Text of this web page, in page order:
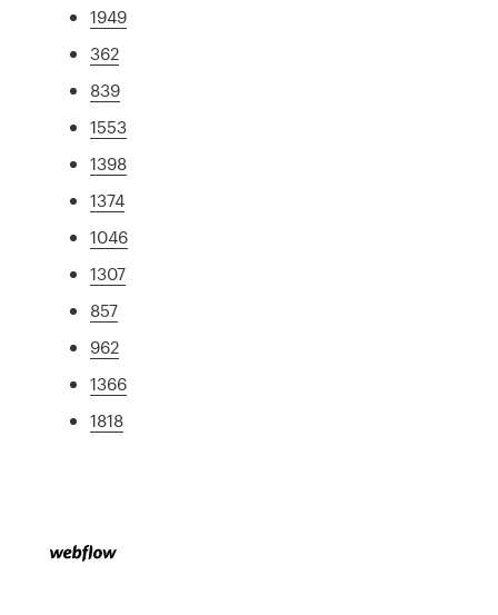
1949
362
839
1553
1398
1374
1046
1307
857
962
1366
1818